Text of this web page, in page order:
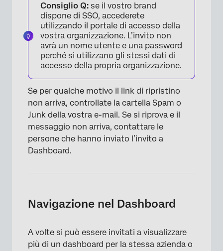
×
Consiglio Q: se il vostro brand
dispone di SSO, accederete
utilizzando il portale di accesso della
vostra organizzazione. L’invito non
avrà un nome utente e una password
perché si utilizzano gli stessi dati di
accesso della propria organizzazione.
Se per qualche motivo il link di ripristino
non arriva, controllate la cartella Spam o
Junk della vostra e-mail. Se si riprova e il
messaggio non arriva, contattare le
persone che hanno inviato l’invito a
Dashboard.
Navigazione nel Dashboard
A volte si può essere invitati a visualizzare
più di un dashboard per la stessa azienda o